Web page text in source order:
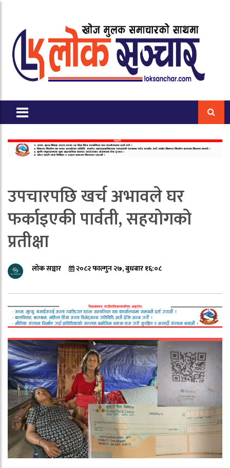
उपचारपछि खर्च अभावले घर
फर्काइएकी पार्वती, सहयोगको
प्रतीक्षा
लोक सञ्चार २०८२ फाल्गुन २७, बुधबार १६:०८